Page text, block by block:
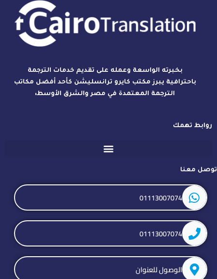
بخبرته الواسعة وعمله على تقديم خدمات الترجمة
باحترافية يبرز مكتب كايرو ترانسليشن كأحد أفضل مكاتب
الترجمة المعتمدة في مصر والشرق الأوسط،
روابط تهمك
توصل معنا
01113007074
01113007074
الوصول للعنوان